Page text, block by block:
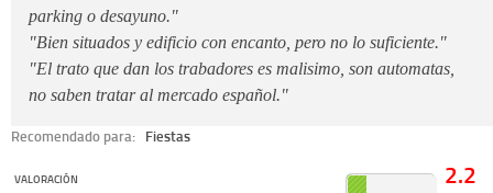
parking o desayuno."
"Bien situados y edificio con encanto, pero no lo suficiente."
"El trato que dan los trabadores es malisimo, son automatas,
no saben tratar al mercado español."
Recomendado para: Fiestas
VALORACIÓN 2.2